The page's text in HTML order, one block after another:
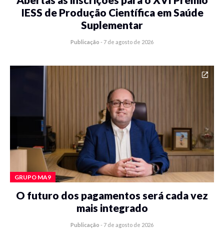
IESS de Produção Científica em Saúde
Suplementar
Publicação - 7 de agosto de 2026
GRUPO MA9
O futuro dos pagamentos será cada vez
mais integrado
Publicação - 7 de agosto de 2026